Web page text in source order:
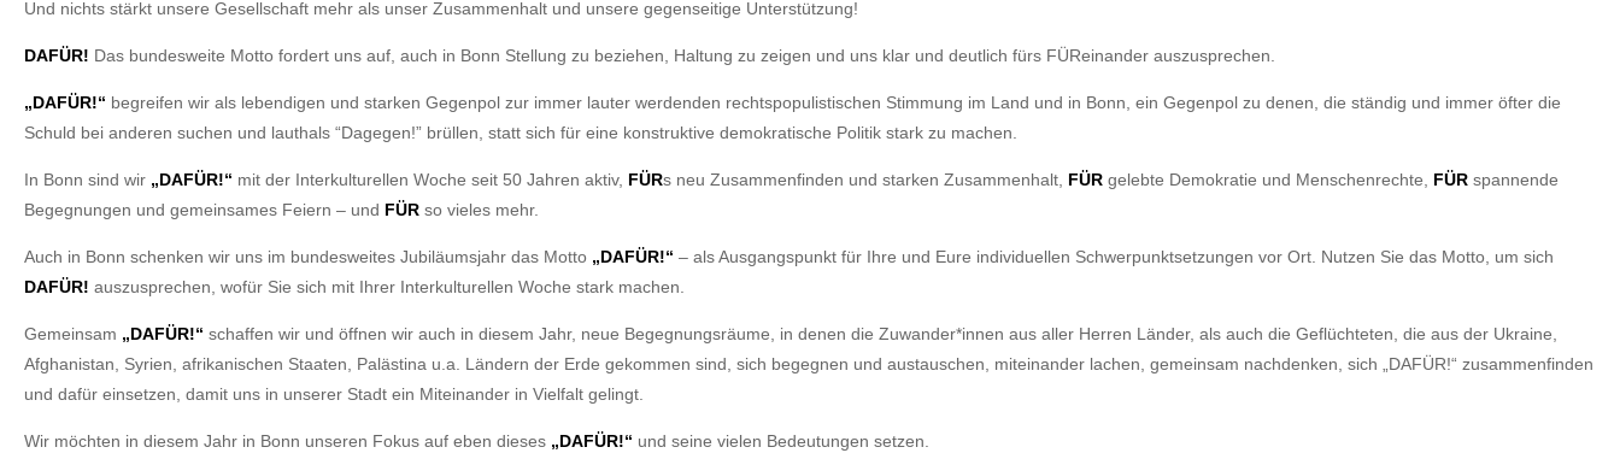
Und nichts stärkt unsere Gesellschaft mehr als unser Zusammenhalt und unsere gegenseitige Unterstützung!
DAFÜR! Das bundesweite Motto fordert uns auf, auch in Bonn Stellung zu beziehen, Haltung zu zeigen und uns klar und deutlich fürs FÜReinander auszusprechen.
„DAFÜR!“ begreifen wir als lebendigen und starken Gegenpol zur immer lauter werdenden rechtspopulistischen Stimmung im Land und in Bonn, ein Gegenpol zu denen, die ständig und immer öfter die
Schuld bei anderen suchen und lauthals “Dagegen!” brüllen, statt sich für eine konstruktive demokratische Politik stark zu machen.
In Bonn sind wir „DAFÜR!“ mit der Interkulturellen Woche seit 50 Jahren aktiv, FÜRs neu Zusammenfinden und starken Zusammenhalt, FÜR gelebte Demokratie und Menschenrechte, FÜR spannende
Begegnungen und gemeinsames Feiern – und FÜR so vieles mehr.
Auch in Bonn schenken wir uns im bundesweites Jubiläumsjahr das Motto „DAFÜR!“ – als Ausgangspunkt für Ihre und Eure individuellen Schwerpunktsetzungen vor Ort. Nutzen Sie das Motto, um sich
DAFÜR! auszusprechen, wofür Sie sich mit Ihrer Interkulturellen Woche stark machen.
Gemeinsam „DAFÜR!“ schaffen wir und öffnen wir auch in diesem Jahr, neue Begegnungsräume, in denen die Zuwander*innen aus aller Herren Länder, als auch die Geflüchteten, die aus der Ukraine,
Afghanistan, Syrien, afrikanischen Staaten, Palästina u.a. Ländern der Erde gekommen sind, sich begegnen und austauschen, miteinander lachen, gemeinsam nachdenken, sich „DAFÜR!“ zusammenfinden
und dafür einsetzen, damit uns in unserer Stadt ein Miteinander in Vielfalt gelingt.
Wir möchten in diesem Jahr in Bonn unseren Fokus auf eben dieses „DAFÜR!“ und seine vielen Bedeutungen setzen.